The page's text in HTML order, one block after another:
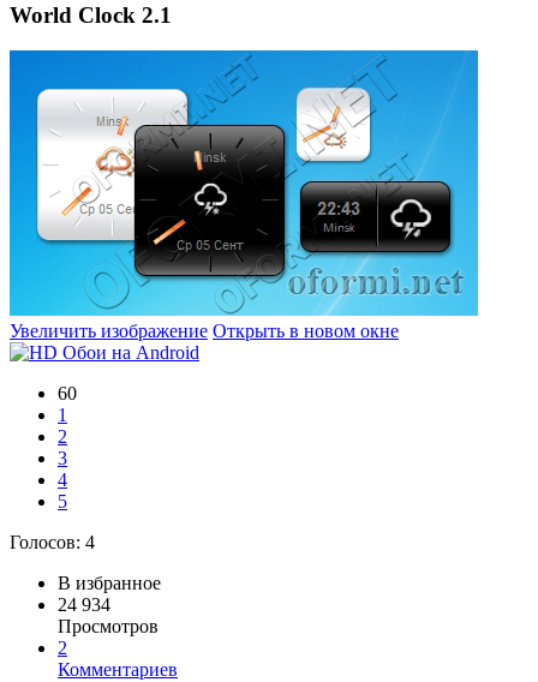
World Clock 2.1
Увеличить изображение Открыть в новом окне
60
1
2
3
4
5
Голосов: 4
В избранное
24 934
Просмотров
2
Комментариев